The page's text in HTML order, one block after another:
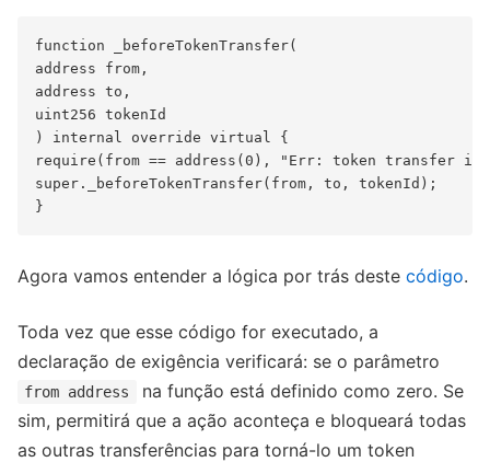
function _beforeTokenTransfer(
address from,
address to,
uint256 tokenId
) internal override virtual {
require(from == address(0), "Err: token transfer is
super._beforeTokenTransfer(from, to, tokenId);
Agora vamos entender a lógica por trás deste código.
Toda vez que esse código for executado, a
declaração de exigência verificará: se o parâmetro
from address
na função está definido como zero. Se
sim, permitirá que a ação aconteça e bloqueará todas
as outras transferências para torná-lo um token